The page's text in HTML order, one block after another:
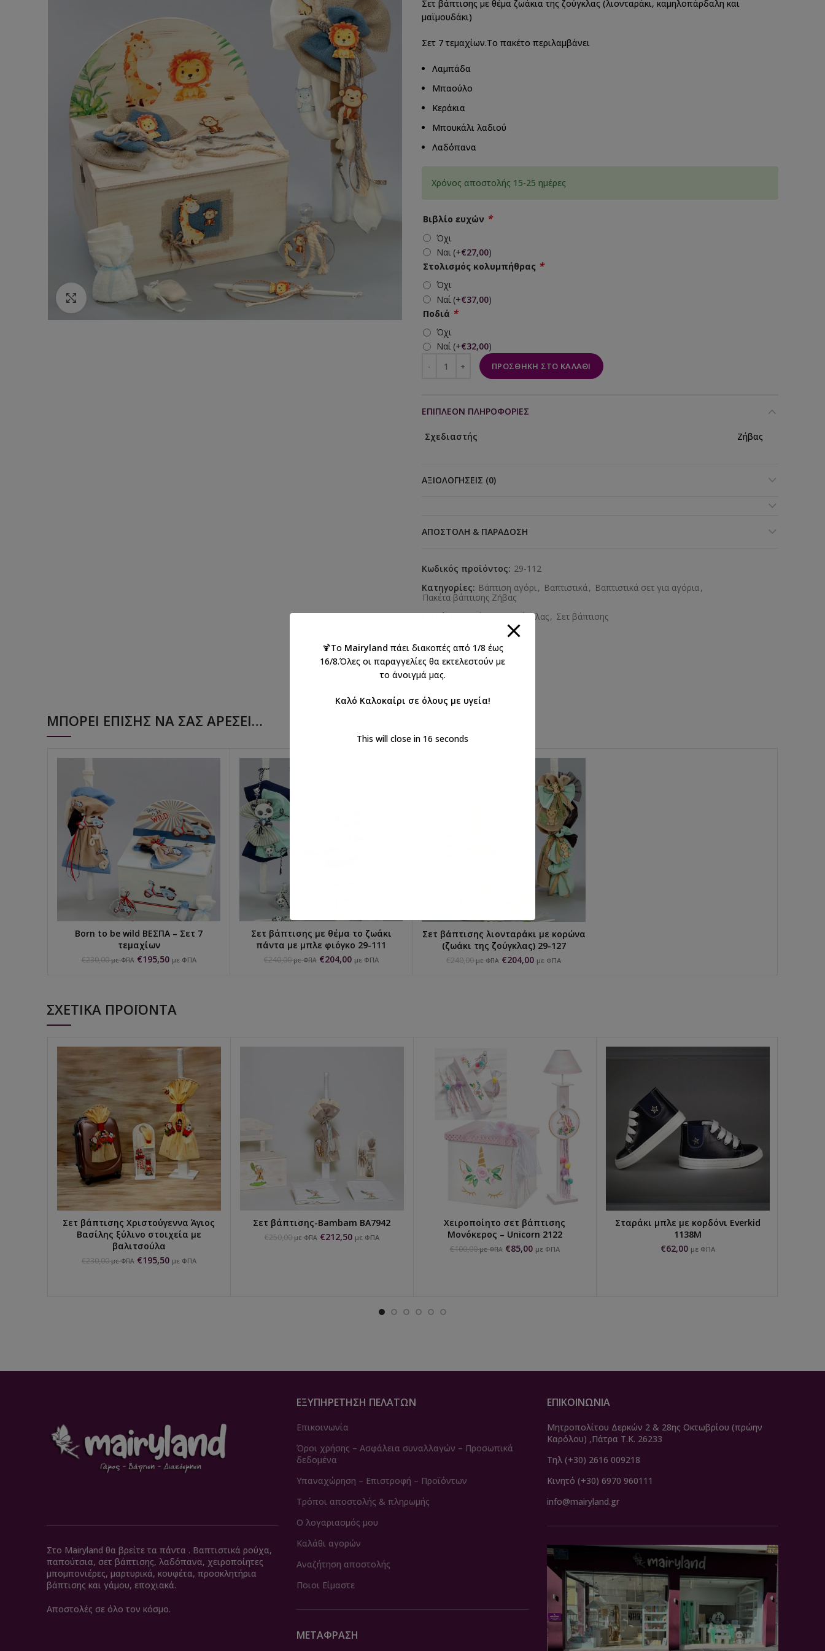
Κάντε κλικ για να μεγεθύνετε
Σετ βάπτισης με θέμα ζωάκια της ζούγκλας (λιονταράκι, καμηλοπάρδαλη και
μαϊμουδάκι)
Σετ 7 τεμαχίων.Το πακέτο περιλαμβάνει
Λαμπάδα
Μπαούλο
Κεράκια
Μπουκάλι λαδιού
Λαδόπανα
Χρόνος αποστολής 15-25 ημέρες
Βιβλίο ευχών *
Όχι
Ναι (+€27,00)
Στολισμός κολυμπήθρας *
Όχι
Ναί (+€37,00)
Ποδιά *
Όχι
Ναί (+€32,00)
ΠΡΟΣΘΉΚΗ ΣΤΟ ΚΑΛΆΘΙ
ΕΠΙΠΛΈΟΝ ΠΛΗΡΟΦΟΡΊΕΣ
Σχεδιαστής Ζήβας
ΑΞΙΟΛΟΓΉΣΕΙΣ (0)
ΑΠΟΣΤΟΛΉ & ΠΑΡΆΔΟΣΗ
Κωδικός προϊόντος: 29-112
Κατηγορίες: Βάπτιση αγόρι, Βαπτιστικά, Βαπτιστικά σετ για αγόρια,
Πακέτα βάπτισης Ζήβας
Ετικέτες:Ζωάκια της ζούγκλας, Σετ βάπτισης
ΜΠΟΡΕΊ ΕΠΊΣΗΣ ΝΑ ΣΑΣ ΑΡΈΣΕΙ…
ΠΡΟΣΘΉΚΗ ΣΤΟ ΚΑΛΆΘΙ
Born to be wild ΒΕΣΠΑ – Σετ 7
τεμαχίων
€230,00 με ΦΠΑ €195,50 με ΦΠΑ
ΕΠΙΛΟΓΉ...
Σετ βάπτισης με θέμα το ζωάκι
πάντα με μπλε φιόγκο 29-111
€240,00 με ΦΠΑ €204,00 με ΦΠΑ
ΕΠΙΛΟΓΉ...
Σετ βάπτισης λιονταράκι με κορώνα
(ζωάκι της ζούγκλας) 29-127
€240,00 με ΦΠΑ €204,00 με ΦΠΑ
ΣΧΕΤΙΚΆ ΠΡΟΪΌΝΤΑ
ΠΡΟΣΘΉΚΗ ΣΤΟ ΚΑΛΆΘΙ
Σετ βάπτισης Χριστούγεννα Άγιος
Βασίλης ξύλινο στοιχεία με
βαλιτσούλα
€230,00 με ΦΠΑ €195,50 με ΦΠΑ
ΠΡΟΣΘΉΚΗ ΣΤΟ ΚΑΛΆΘΙ
Σετ βάπτισης-Bambam ΒΑ7942
€250,00 με ΦΠΑ €212,50 με ΦΠΑ
ΕΠΙΛΟΓΉ...
Χειροποίητο σετ βάπτισης
Μονόκερος – Unicorn 2122
€100,00 με ΦΠΑ €85,00 με ΦΠΑ
ΕΠΙΛΟΓΉ...
Σταράκι μπλε με κορδόνι Everkid
1138M
€62,00 με ΦΠΑ
Στο Mairyland θα βρείτε τα πάντα . Βαπτιστικά ρούχα,
παπούτσια, σετ βάπτισης, λαδόπανα, χειροποίητες
μπομπονιέρες, μαρτυρικά, κουφέτα, προσκλητήρια
βάπτισης και γάμου, εποχιακά.
Αποστολές σε όλο τον κόσμο.
ΕΞΥΠΗΡΈΤΗΣΗ ΠΕΛΑΤΏΝ
Επικοινωνία
Όροι χρήσης – Ασφάλεια συναλλαγών – Προσωπικά
δεδομένα
Υπαναχώρηση – Επιστροφή – Προϊόντων
Τρόποι αποστολής & πληρωμής
Ο λογαριασμός μου
Καλάθι αγορών
Αναζήτηση αποστολής
Ποιοι Είμαστε
ΜΕΤΆΦΡΑΣΗ
ΕΠΙΚΟΙΝΩΝΙΑ
Μητροπολίτου Δερκών 2 & 28ης Οκτωβρίου (πρώην
Καρόλου) ,Πάτρα Τ.Κ. 26233
Τηλ (+30) 2616 009218
Κινητό (+30) 6970 960111
info@mairyland.gr
🍹Το Mairyland πάει διακοπές από 1/8 έως
16/8.Όλες οι παραγγελίες θα εκτελεστούν με
το άνοιγμά μας.
Καλό Καλοκαίρι σε όλους με υγεία!
This will close in 15 seconds